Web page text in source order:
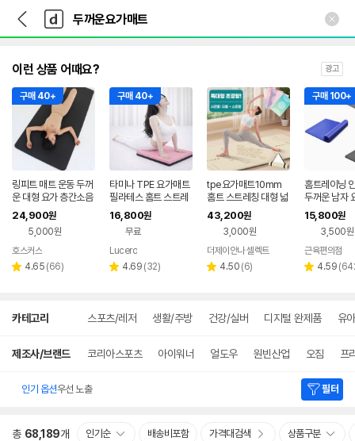
다
나
와
가
다
와
인
이런 상품 어때요? 광고
구매 40+
링피트 매트 운동 두꺼
운 대형 요가 층간소음
홈짐 필라테스 헬스장
홈트레이닝
24,900원
5,000원
호스커스
별 4.65 리
(66)
구매 40+
타미나 TPE 요가매트
필라테스 홈트 스트레
칭 두꺼운 매트 쿠션
16,800원
무료
Lucero
별 4.69 리
(32)
tpe요가매트10mm
홈트 스트레칭 대형 넓
은 두꺼운요가매트
43,200원
3,000원
더제이안나 셀렉트
별 4.50 리
(6)
구매 100+
홈트레이닝
두꺼운 남자
넓은 홈트 플
두께 9mm
15,800원
3,500원
근육편의점
별 4.59 리
(
카테고리 스포츠/레저 생활/주방 건강/실버 디지털 완제품 유
제조사/브랜드 코리아스포츠 아이워너 얼도우 원빈산업 오짐 프
인기 옵션우선 노출 필터
총 68,189개 인기순 배송비포함 가격대검색 상품구분